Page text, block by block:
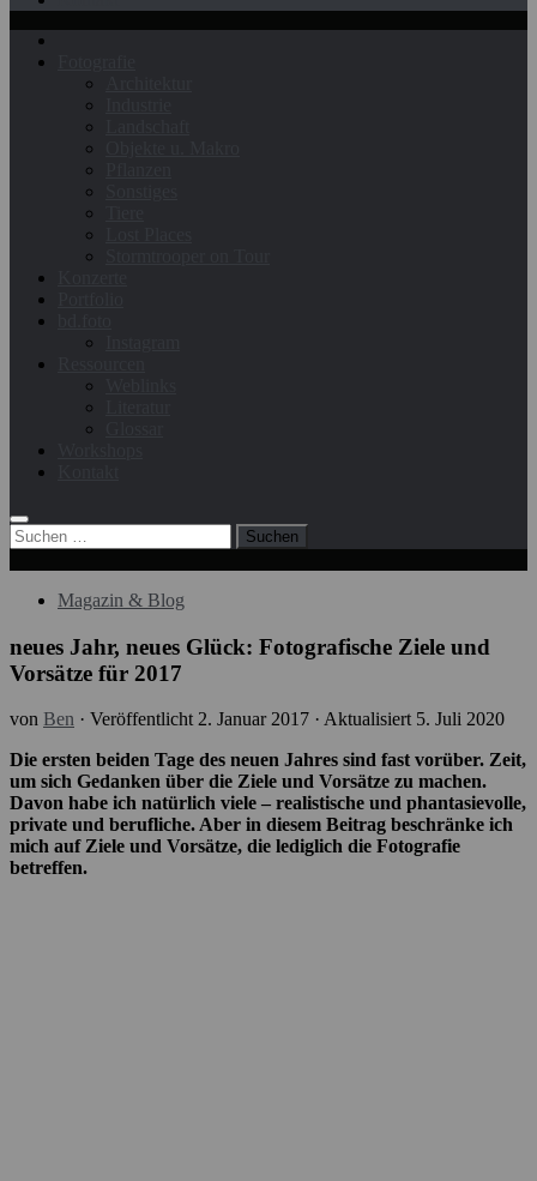
Suchen
nach:
Magazin & Blog
neues Jahr, neues Glück: Fotografische Ziele und
Vorsätze für 2017
von Ben · Veröffentlicht2. Januar 2017 · Aktualisiert 5. Juli 2020
Die ersten beiden Tage des neuen Jahres sind fast vorüber. Zeit,
um sich Gedanken über die Ziele und Vorsätze zu machen.
Davon habe ich natürlich viele – realistische und phantasievolle,
private und berufliche. Aber in diesem Beitrag beschränke ich
mich auf Ziele und Vorsätze, die lediglich die Fotografie
betreffen.